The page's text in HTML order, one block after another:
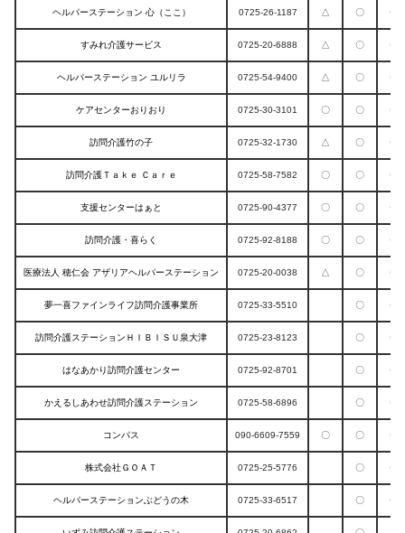
ヘルパーステーション 心（ここ） 0725-26-1187 △ 〇 〇
すみれ介護サービス 0725-20-6888 △ 〇 〇
ヘルパーステーション ユルリラ 0725-54-9400 △ 〇 〇
ケアセンターおりおり 0725-30-3101 〇 〇 〇
訪問介護竹の子 0725-32-1730 △ 〇 〇
訪問介護Ｔａｋｅ Ｃａｒｅ 0725-58-7582 〇 〇 〇
支援センターはぁと 0725-90-4377 〇 〇 〇
訪問介護・喜らく 0725-92-8188 〇 〇 〇
医療法人 穂仁会 アザリアヘルパーステーション 0725-20-0038 △ 〇 〇
夢一喜ファインライフ訪問介護事業所 0725-33-5510 〇 〇
訪問介護ステーションＨＩＢＩＳＵ泉大津 0725-23-8123 〇 〇
はなあかり訪問介護センター 0725-92-8701 〇 〇
かえるしあわせ訪問介護ステーション 0725-58-6896 〇 〇
コンパス 090-6609-7559 〇 〇 〇
株式会社ＧＯＡＴ 0725-25-5776 〇 〇
ヘルパーステーションぶどうの木 0725-33-6517 〇 〇